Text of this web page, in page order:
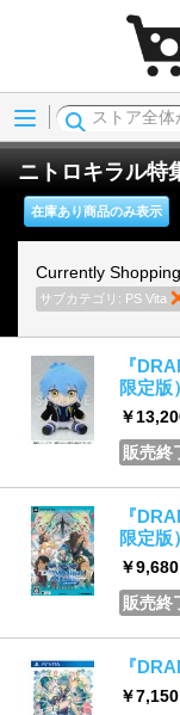
Menu
ニトロキラル特
在庫あり商品のみ表示
Currently
サブカテゴリ: PS Vita
『
限定版）
￥
販売終
『
限定版）
￥9,680
販売終
『
￥7,150